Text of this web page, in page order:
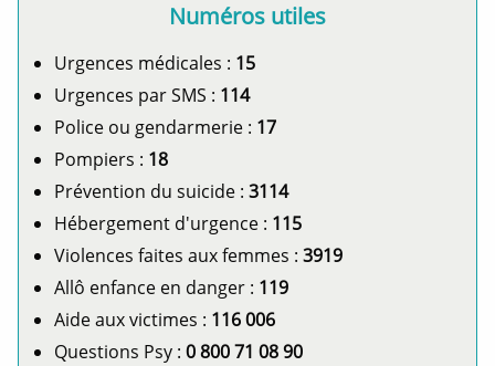
Numéros utiles
Urgences médicales : 15
Urgences par SMS : 114
Police ou gendarmerie : 17
Pompiers : 18
Prévention du suicide : 3114
Hébergement d'urgence : 115
Violences faites aux femmes : 3919
Allô enfance en danger : 119
Aide aux victimes : 116 006
Questions Psy : 0 800 71 08 90